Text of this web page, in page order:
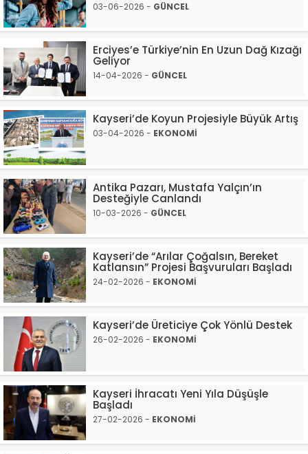
03-06-2026 - GÜNCEL
Erciyes’e Türkiye’nin En Uzun Dağ Kızağı
Geliyor
14-04-2026 - GÜNCEL
Kayseri’de Koyun Projesiyle Büyük Artış
03-04-2026 - EKONOMİ
Antika Pazarı, Mustafa Yalçın’ın
Desteğiyle Canlandı
10-03-2026 - GÜNCEL
Kayseri’de “Arılar Çoğalsın, Bereket
Katlansın” Projesi Başvuruları Başladı
24-02-2026 - EKONOMİ
Kayseri’de Üreticiye Çok Yönlü Destek
26-02-2026 - EKONOMİ
Kayseri İhracatı Yeni Yıla Düşüşle
Başladı
27-02-2026 - EKONOMİ